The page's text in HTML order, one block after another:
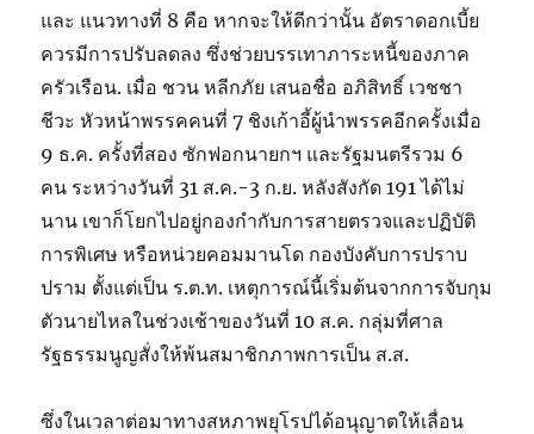
และ แนวทางที่ 8 คือ หากจะให้ดีกว่านั้น อัตราดอกเบี้ย
ควรมีการปรับลดลง ซึ่งช่วยบรรเทาภาระหนี้ของภาค
ครัวเรือน. เมื่อ ชวน หลีกภัย เสนอชื่อ อภิสิทธิ์ เวชชา
ชีวะ หัวหน้าพรรคคนที่ 7 ชิงเก้าอี้ผู้นำพรรคอีกครั้งเมื่อ
9 ธ.ค. ครั้งที่สอง ซักฟอกนายกฯ และรัฐมนตรีรวม 6
คน ระหว่างวันที่ 31 ส.ค.-3 ก.ย. หลังสังกัด 191 ได้ไม่
นาน เขาก็โยกไปอยู่กองกำกับการสายตรวจและปฏิบัติ
การพิเศษ หรือหน่วยคอมมานโด กองบังคับการปราบ
ปราม ตั้งแต่เป็น ร.ต.ท. เหตุการณ์นี้เริ่มต้นจากการจับกุม
ตัวนายไหลในช่วงเช้าของวันที่ 10 ส.ค. กลุ่มที่ศาล
รัฐธรรมนูญสั่งให้พ้นสมาชิกภาพการเป็น ส.ส.
ซึ่งในเวลาต่อมาทางสหภาพยุโรปได้อนุญาตให้เลื่อน